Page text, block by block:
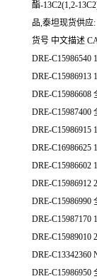
酯-13C2(1,2-
品,泰坦现货供应:
货号 中文描述
DRE-C15986540
DRE-C15986913
DRE-C15986608
DRE-C15987400
DRE-C15986915
DRE-C16986625
DRE-C15986602
DRE-C15986912
DRE-C15986990
DRE-C15987170
DRE-C15989010
DRE-C13342360
DRE-C15986950